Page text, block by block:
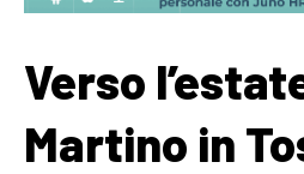
Verso
Martino in